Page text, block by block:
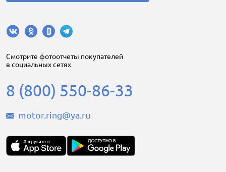
Cмотрите фотоотчеты покупателей
в социальных сетях
8 (800) 550-86-33
motor.ring@ya.ru